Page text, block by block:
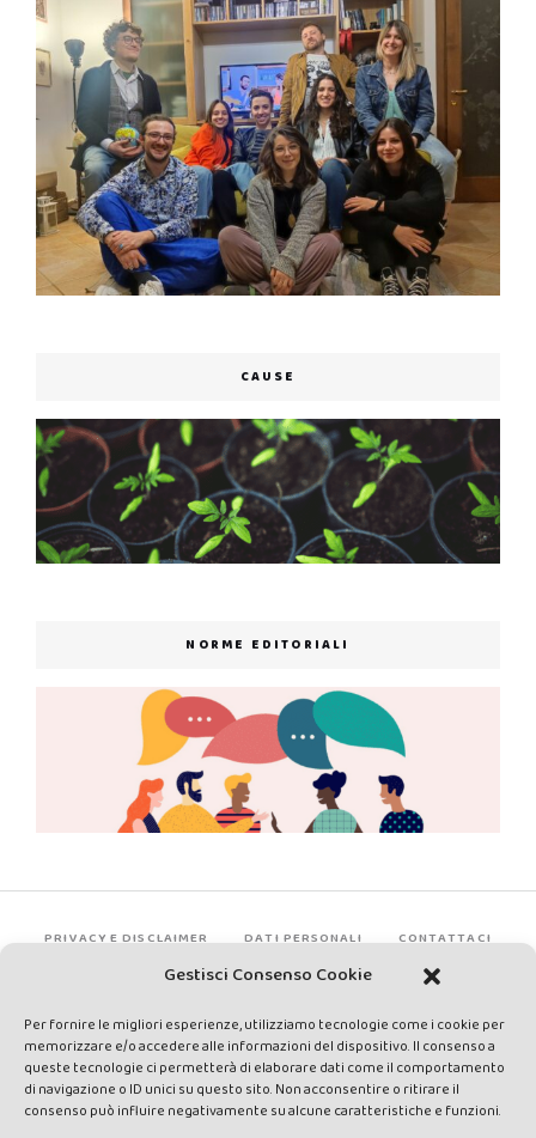
Gestisci Consenso Cookie
Per fornire le migliori esperienze, utilizziamo tecnologie come i cookie per
memorizzare e/o accedere alle informazioni del dispositivo. Il consenso a
queste tecnologie ci permetterà di elaborare dati come il comportamento
di navigazione o ID unici su questo sito. Non acconsentire o ritirare il
consenso può influire negativamente su alcune caratteristiche e funzioni.
CAUSE
NORME EDITORIALI
PRIVACY E DISCLAIMER DATI PERSONALI CONTATTACI